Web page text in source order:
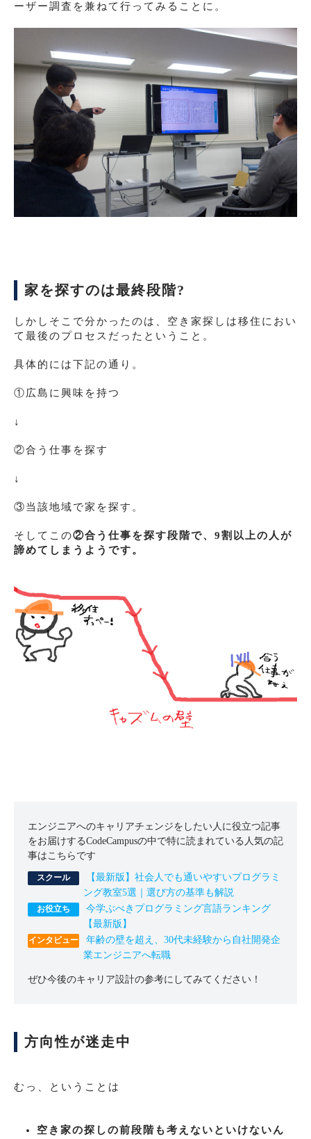
ーザー調査を兼ねて行ってみることに。
家を探すのは最終段階?
しかしそこで分かったのは、空き家探しは移住におい
て最後のプロセスだったということ。
具体的には下記の通り。
①広島に興味を持つ
↓
②合う仕事を探す
↓
③当該地域で家を探す。
そしてこの②合う仕事を探す段階で、9割以上の人が
諦めてしまうようです。
エンジニアへのキャリアチェンジをしたい人に役立つ記事
をお届けするCodeCampusの中で特に読まれている人気の記
事はこちらです
【最新版】社会人でも通いやすいプログラミ
ング教室5選｜選び方の基準も解説
今学ぶべきプログラミング言語ランキング
【最新版】
年齢の壁を超え、30代未経験から自社開発企
業エンジニアへ転職
ぜひ今後のキャリア設計の参考にしてみてください！
方向性が迷走中
むっ、ということは
空き家の探しの前段階も考えないといけないん